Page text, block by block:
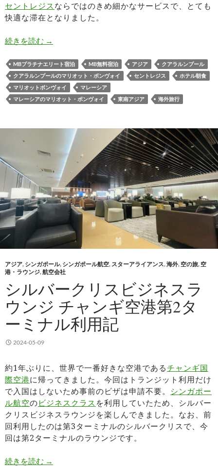
セントレジスならではのきめ細かなサービスで、とても
快適な滞在となりました。
続きを読む セントレジス・クアラルンプール宿泊記 マリオ
→
MBプラチナエリート宿泊 MB無料宿泊 アジア
クアラルンプール
クアラルンプールのマリオット・ボンヴォイ
セントレジス
ホテル朝食
マリオットボンヴォイ
マレーシア
マレーシアのマリオット・ボンヴォイ
東南アジア 海外旅行
アジア, シンガポール, シンガポール航空, スターアライアンス,海外, 空の旅, 空
港・ラウンジ,航空会社
シルバークリスビジネスラ
ウンジ チャンギ空港第2タ
ーミナル利用記
2024-05-09
約1年ぶりに、世界で一番好きな空港であるチャンギ国
際空港に帰ってきました。今回はトランジット利用だけ
で入国はしないため事前のビザは申請不要。 シンガポー
ル航空のビジネスクラス を利用していたため、シルバー
クリスビジネスラウンジを楽しんできました。なお、前
回利用したのは第3ターミナルのシルバークリスで、今
回は第2ターミナルのラウンジです。
続きを読む シルバークリスビジネスラウンジ チャンギ空港
→